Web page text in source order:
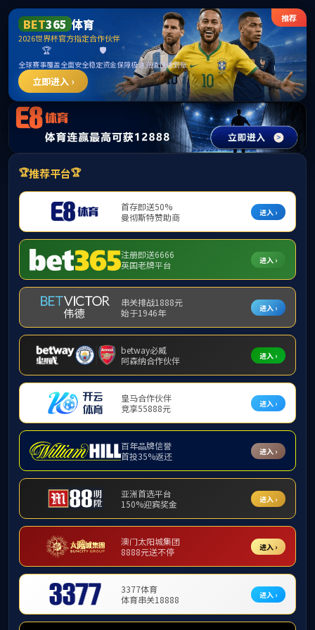
中国·必威(bw·西汉姆联)有限公司-Official
website
提示：访问地址无效，291/http:/289找不到对应的栏目！
首页 关闭此页